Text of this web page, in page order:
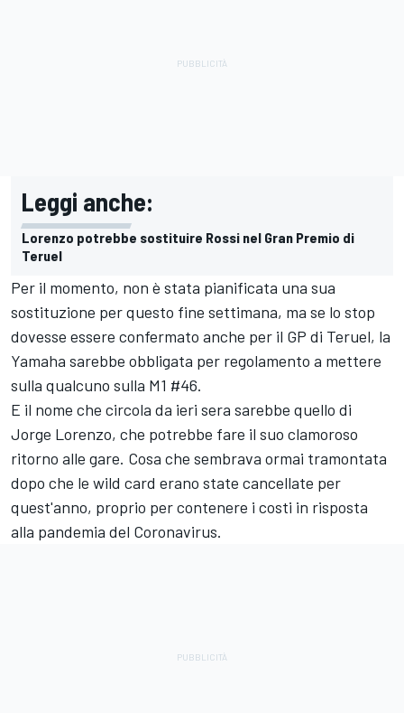
Leggi anche:
Lorenzo potrebbe sostituire Rossi nel Gran Premio di
Teruel
Per il momento, non è stata pianificata una sua
sostituzione per questo fine settimana, ma se lo stop
dovesse essere confermato anche per il GP di Teruel, la
Yamaha sarebbe obbligata per regolamento a mettere
sulla qualcuno sulla M1 #46.
E il nome che circola da ieri sera sarebbe quello di
Jorge Lorenzo, che potrebbe fare il suo clamoroso
ritorno alle gare. Cosa che sembrava ormai tramontata
dopo che le wild card erano state cancellate per
quest'anno, proprio per contenere i costi in risposta
alla pandemia del Coronavirus.